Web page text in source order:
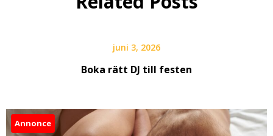
juni 3, 2026
Boka rätt DJ till festen
Annonce